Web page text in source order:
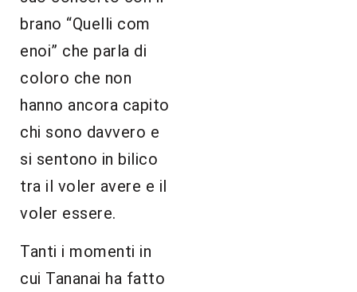
brano “Quelli com
enoi” che parla di
coloro che non
hanno ancora capito
chi sono davvero e
si sentono in bilico
tra il voler avere e il
voler essere.
Tanti i momenti in
cui Tananai ha fatto